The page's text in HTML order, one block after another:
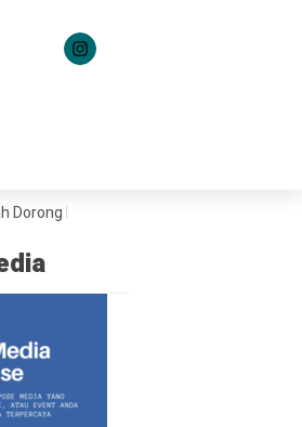
Budaya Positif di Ruang Siber